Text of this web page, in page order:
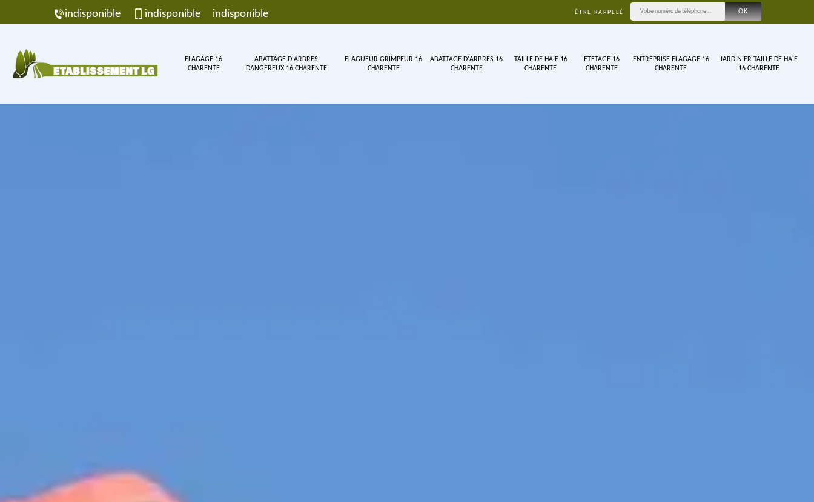
indisponible indisponible indisponible ÊTRE RAPPELÉ
ELAGAGE 16
CHARENTE
ABATTAGE D'ARBRES
DANGEREUX 16 CHARENTE
ELAGUEUR GRIMPEUR 16
CHARENTE
ABATTAGE D'ARBRES 16
CHARENTE
TAILLE DE HAIE 16
CHARENTE
ETETAGE 16
CHARENTE
ENTREPRISE ELAGAGE 16
CHARENTE
JARDINIER TAILLE DE HAIE
16 CHARENTE